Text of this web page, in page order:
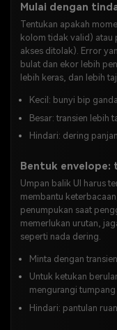
Mulai dengan
Tentukan apakah
kolom tidak valid) atau
akses ditolak). Error
bulat dan ekor lebih
lebih keras, dan lebih
Kecil: bunyi bip
Besar: transien lebih
Hindari: dering
Bentuk envelope:
Umpan balik UI harus
membantu
penumpukan saat
memerlukan urutan,
seperti nada dering.
Minta dengan
Untuk ketukan
mengurangi
Hindari: pantulan